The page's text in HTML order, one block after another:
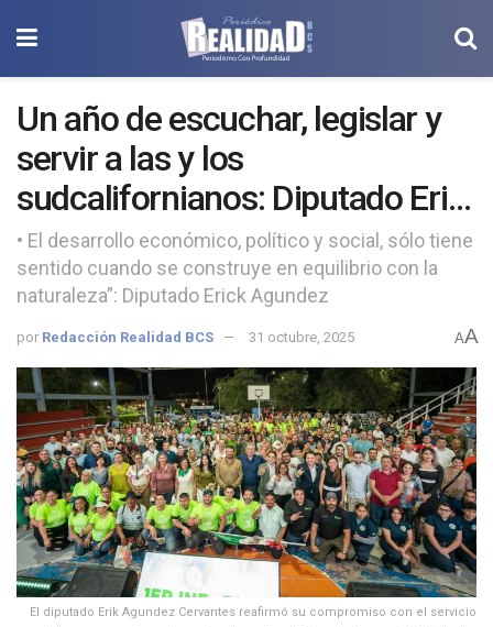
Un año de escuchar, legislar y
servir a las y los
sudcalifornianos: Diputado Erik
Agundez Cervantes
• El desarrollo económico, político y social, sólo tiene
sentido cuando se construye en equilibrio con la
naturaleza”: Diputado Erick Agundez
por Redacción Realidad BCS 31 octubre, 2025 AA
El diputado Erik Agundez Cervantes reafirmó su compromiso con el servicio